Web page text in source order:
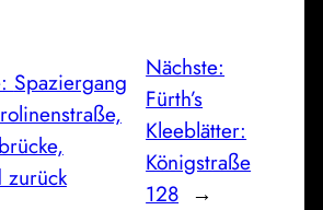
Spaziergang
zurück
Nächste:
Fürth’s
Kleeblätter:
Königstraße
128 →